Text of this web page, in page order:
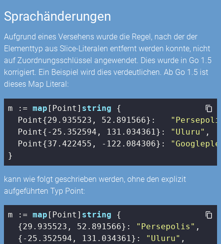
Sprachänderungen
Aufgrund eines Versehens wurde die Regel, nach der der
Elementtyp aus Slice-Literalen entfernt werden konnte, nicht
auf Zuordnungsschlüssel angewendet. Dies wurde in Go 1.5
korrigiert. Ein Beispiel wird dies verdeutlichen. Ab Go 1.5 ist
dieses Map Literal:
m := map [Point] string {
  Point{
29.935523 , 52.891566}:
  Point{
-25.352594 , 131.034361 }: "Uluru" ,
  Point{
37.422455 , -122.084306}:
}
kann wie folgt geschrieben werden, ohne den explizit
aufgeführten Typ Point:
m := map [Point] string {
  {
29.935523 , 52.891566}: "Persepolis" ,
  {
-25.352594 , 131.034361}: "Uluru" ,